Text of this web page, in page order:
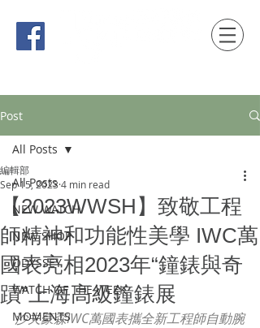
Post
All Posts
NEW WATCH
NEW SHOP
ODYSSEY
WATCH OF THE WEEK
MOMENTS
All Posts
【2023WWSH】致敬工程
師精神和功能性美學 IWC萬
國表亮相2023年“鐘錶與奇
蹟”上海高級鐘錶展
編輯部
Sep 15, 2023 4 min read
沙夫豪森IWC萬國表攜全新工程師自動腕